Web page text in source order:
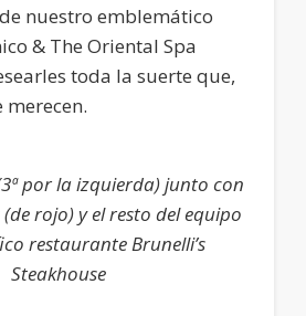
nuestro emblemático
& The Oriental Spa
toda la suerte que,
merecen.
por la izquierda) junto con
rojo) y el resto del equipo
restaurante Brunelli’s
Steakhouse